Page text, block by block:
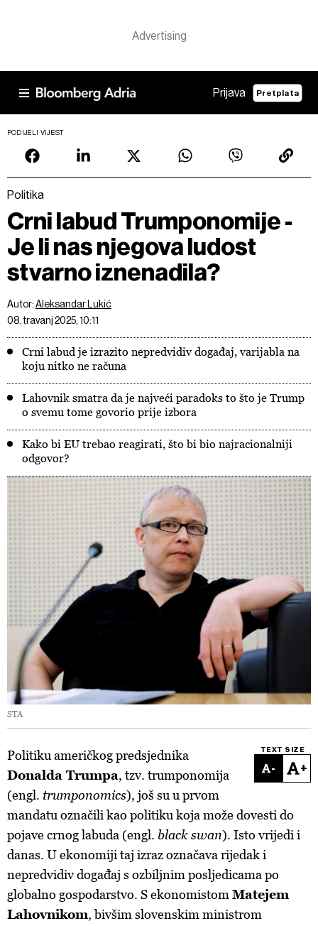
Prijava Pretplata
PODIJELI VIJEST
Politika
Crni labud Trumponomije -
Je li nas njegova ludost
stvarno iznenadila?
Autor:Aleksandar Lukić
08. travanj 2025, 10:11
Crni labud je izrazito nepredvidiv događaj, varijabla na
koju nitko ne računa
Lahovnik smatra da je najveći paradoks to što je Trump
o svemu tome govorio prije izbora
Kako bi EU trebao reagirati, što bi bio najracionalniji
odgovor?
STA
TEXT SIZE
- +
Politiku američkog predsjednika
Donalda Trumpa, tzv. trumponomija
(engl. trumponomics), još su u prvom
mandatu označili kao politiku koja može dovesti do
pojave crnog labuda (engl. black swan). Isto vrijedi i
danas. U ekonomiji taj izraz označava rijedak i
nepredvidiv događaj s ozbiljnim posljedicama po
globalno gospodarstvo. S ekonomistom Matejem
Lahovnikom, bivšim slovenskim ministrom